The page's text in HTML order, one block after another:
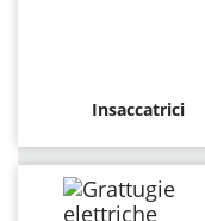
Insaccatrici